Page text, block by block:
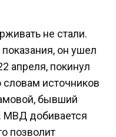
не стали.
он ушел
апреля, покинул
источников
бывший
добивается
позволит